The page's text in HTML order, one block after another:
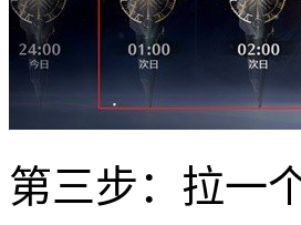
第三步：拉一